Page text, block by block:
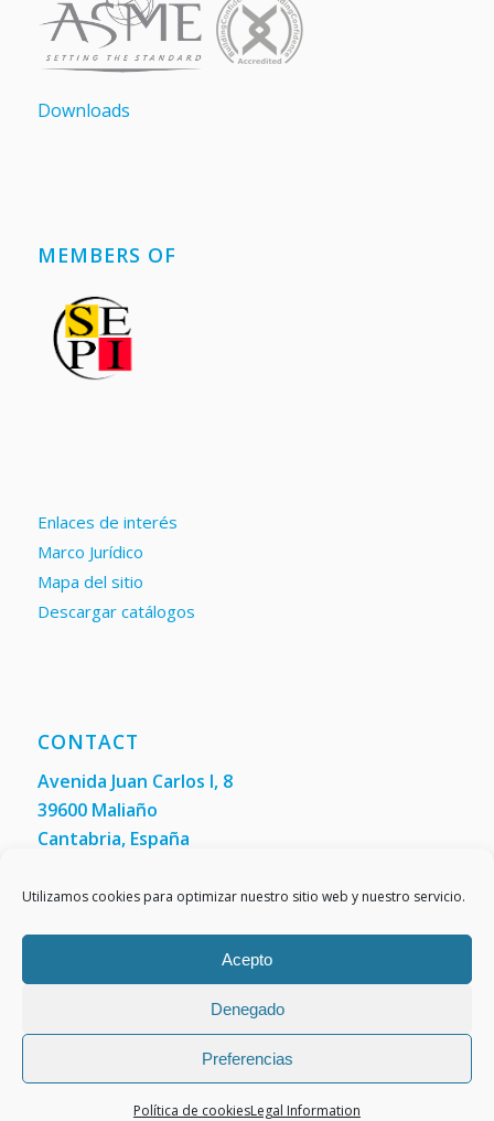
Utilizamos cookies para optimizar nuestro sitio web y nuestro servicio.
Acepto
Denegado
Preferencias
Política de cookiesLegal Information
Downloads
MEMBERS OF
Enlaces de interés
Marco Jurídico
Mapa del sitio
Descargar catálogos
CONTACT
Avenida Juan Carlos I, 8
39600 Maliaño
Cantabria, España
Fax:(+34) 942 200 148
Legal Information Cookies policy